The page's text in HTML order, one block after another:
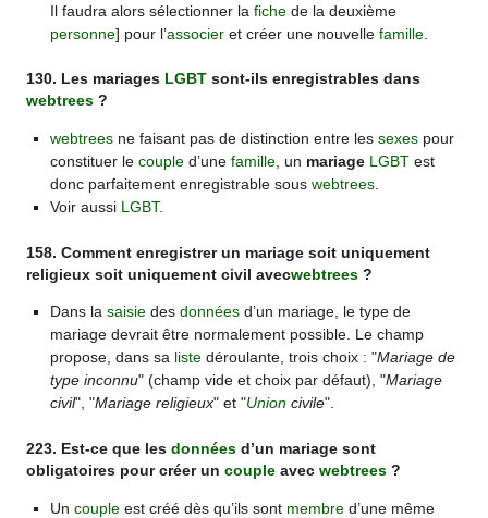
Il faudra alors sélectionner la fichede la deuxième
personne] pour l’associeret créer une nouvelle famille.
130. Les mariages LGBT sont-ils enregistrables dans
webtrees ?
webtreesne faisant pas de distinction entre les sexespour
constituer le coupled’une famille, un mariage LGBTest
donc parfaitement enregistrable sous webtrees.
Voir aussi LGBT.
158. Comment enregistrer un mariage soit uniquement
religieux soit uniquement civil avecwebtrees ?
Dans la saisiedes donnéesd’un mariage, le type de
mariage devrait être normalement possible. Le champ
propose, dans sa listedéroulante, trois choix : "Mariage de
type inconnu" (champ vide et choix par défaut), "Mariage
civil", "Mariage religieux" et "Unioncivile".
223. Est-ce que lesdonnées d’un mariage sont
obligatoires pour créer uncouple avecwebtrees ?
Un coupleest créé dès qu’ils sont membred’une même